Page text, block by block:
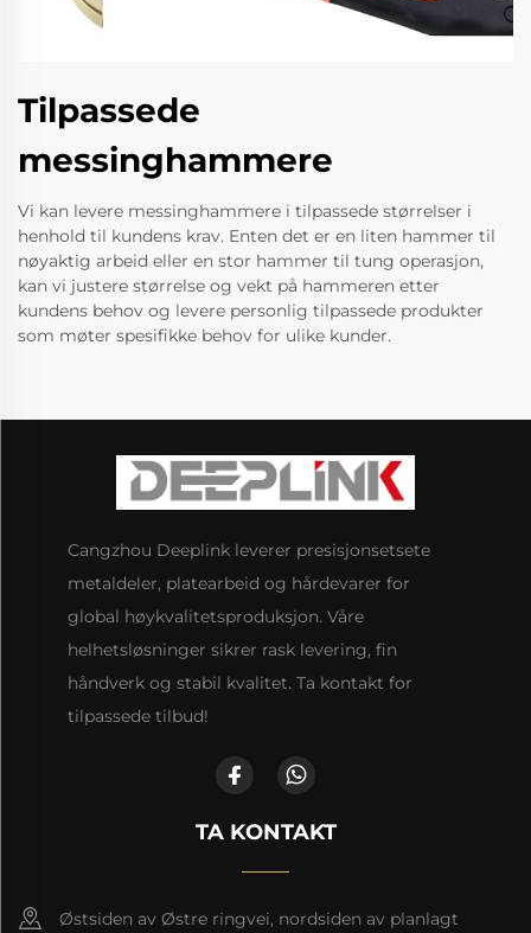
Tilpassede
messinghammere
Vi kan levere messinghammere i tilpassede størrelser i
henhold til kundens krav. Enten det er en liten hammer til
nøyaktig arbeid eller en stor hammer til tung operasjon,
kan vi justere størrelse og vekt på hammeren etter
kundens behov og levere personlig tilpassede produkter
som møter spesifikke behov for ulike kunder.
Cangzhou Deeplink leverer presisjonsetsete
metaldeler, platearbeid og hårdevarer for
global høykvalitetsproduksjon. Våre
helhetsløsninger sikrer rask levering, fin
håndverk og stabil kvalitet. Ta kontakt for
tilpassede tilbud!
TA KONTAKT
Østsiden av Østre ringvei, nordsiden av planlagt